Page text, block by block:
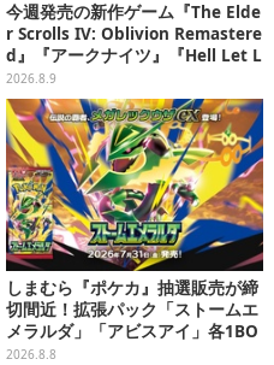
今週発売の新作ゲーム『The Elde
r Scrolls IV: Oblivion Remastere
d』『アークナイツ』『Hell Let L
oose: Vietnam』他
2026.8.9
しまむら『ポケカ』抽選販売が締
切間近！拡張パック「ストームエ
メラルダ」「アビスアイ」各1BO
Xをラインナップ
2026.8.8